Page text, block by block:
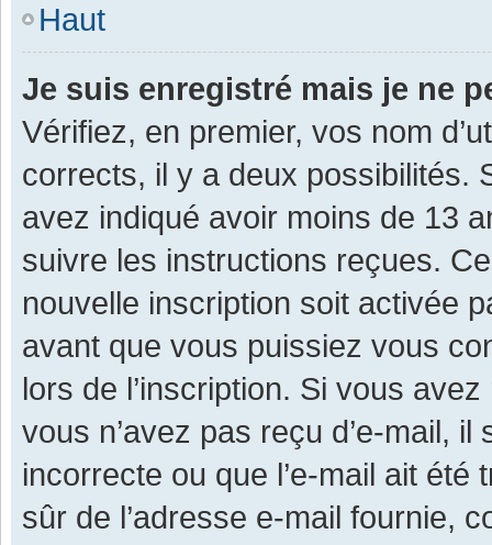
Haut
Je suis enregistré mais je ne
Vérifiez, en premier, vos nom
corrects, il y a deux possibilités.
avez indiqué avoir moins de 13
suivre les instructions reçues.
nouvelle inscription soit activée
avant que vous puissiez vous
lors de l’inscription. Si vous
vous n’avez pas reçu d’e-mail,
incorrecte ou que l’e-mail ait
sûr de l’adresse e-mail fournie,